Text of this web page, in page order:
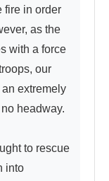
fire in order
as the
with a force
our
extremely
headway.
to rescue
into